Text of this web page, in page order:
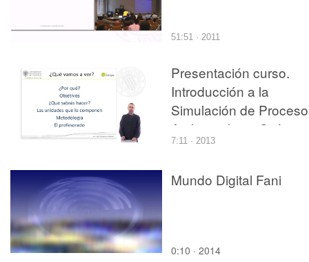
51:51 · 2011
Presentación curso.
Introducción a la
Simulación de
Ambientales y
con Matlab¿ y Scilab¿
7:11 · 2013
Mundo Digital Fani
0:10 · 2014